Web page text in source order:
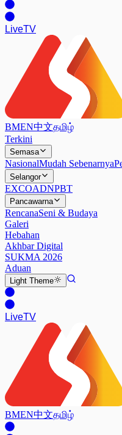
LiveTV
BMEN中文தமிழ்
Terkini
Semasa
NasionalMudah Sebenarnya
Selangor
EXCOADNPBT
Pancawarna
RencanaSeni & Budaya
Galeri
Hebahan
Akhbar Digital
SUKMA 2026
Aduan
Light Theme
LiveTV
BMEN中文தமிழ்